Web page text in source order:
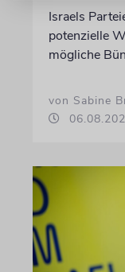
Israels
potenzielle
mögliche
von Sabine